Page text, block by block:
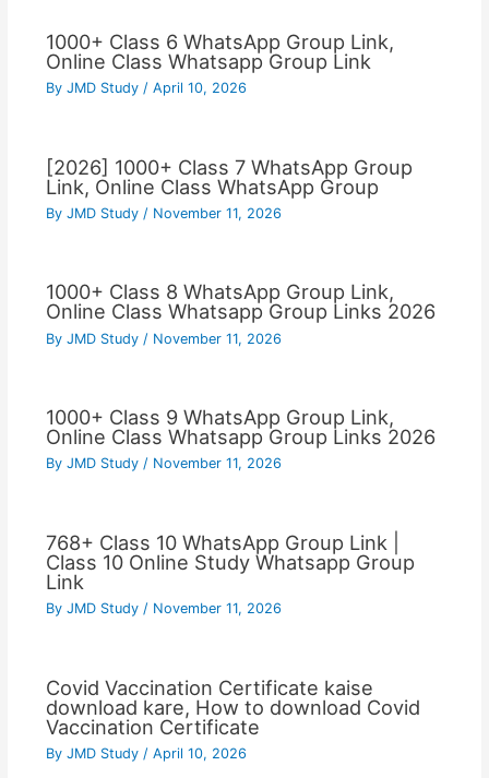
1000+ Class 6 WhatsApp Group Link,
Online Class Whatsapp Group Link
By JMD Study / April 10, 2026
[2026] 1000+ Class 7 WhatsApp Group
Link, Online Class WhatsApp Group
By JMD Study / November 11, 2026
1000+ Class 8 WhatsApp Group Link,
Online Class Whatsapp Group Links 2026
By JMD Study / November 11, 2026
1000+ Class 9 WhatsApp Group Link,
Online Class Whatsapp Group Links 2026
By JMD Study / November 11, 2026
768+ Class 10 WhatsApp Group Link |
Class 10 Online Study Whatsapp Group
Link
By JMD Study / November 11, 2026
Covid Vaccination Certificate kaise
download kare, How to download Covid
Vaccination Certificate
By JMD Study / April 10, 2026